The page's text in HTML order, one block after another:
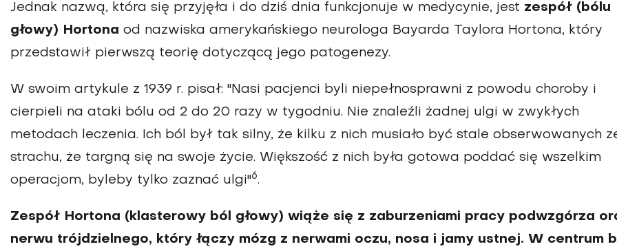
Jednak nazwą, która się przyjęła i do dziś dnia funkcjonuje w medycynie, jest zespół (bólu
głowy) Hortona od nazwiska amerykańskiego neurologa Bayarda Taylora Hortona, który
przedstawił pierwszą teorię dotyczącą jego patogenezy.
W swoim artykule z 1939 r. pisał: "Nasi pacjenci byli niepełnosprawni z powodu choroby i
cierpieli na ataki bólu od 2 do 20 razy w tygodniu. Nie znaleźli żadnej ulgi w zwykłych
metodach leczenia. Ich ból był tak silny, że kilku z nich musiało być stale obserwowanych
strachu, że targną się na swoje życie. Większość z nich była gotowa poddać się wszelkim
operacjom, byleby tylko zaznać ulgi"6.
Zespół Hortona (klasterowy ból głowy) wiąże się z zaburzeniami pracy podwzgórza
nerwu trójdzielnego, który łączy mózg z nerwami oczu, nosa i jamy ustnej. W centrum